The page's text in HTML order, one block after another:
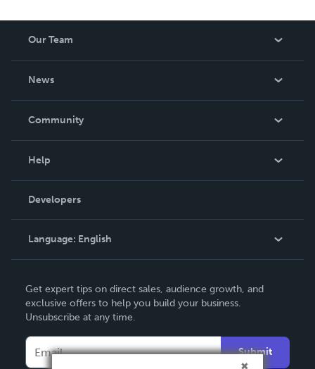
Our Team
News
In The News
Community
Podcast
Help
Order Lookup
Knowledge Base
Contact Support
Developers
Language: English
Deutsch
Français
Get expert tips on direct sales, audience growth, and
exclusive offers to help you build your business.
Unsubscribe at any time.
Submit